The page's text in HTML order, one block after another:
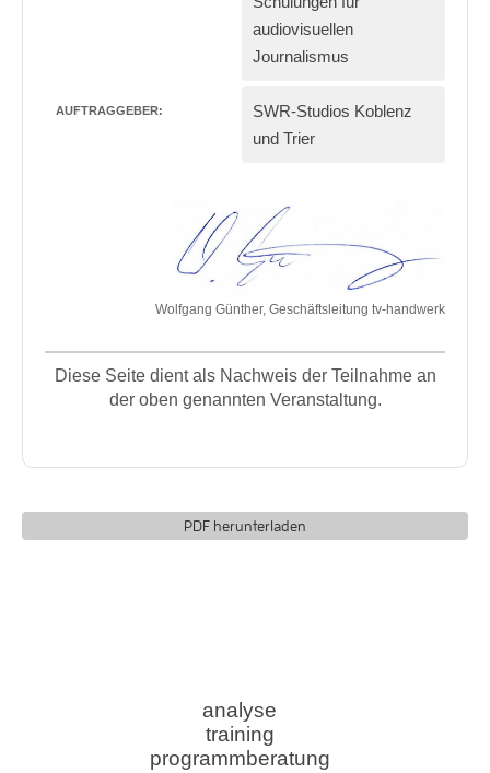
audiovisuellen
Journalismus
AUFTRAGGEBER:
SWR-Studios Koblenz
und Trier
Wolfgang Günther, Geschäftsleitung tv-handwerk
Diese Seite dient als Nachweis der Teilnahme an
der oben genannten Veranstaltung.
PDF herunterladen
analyse
training
programmberatung